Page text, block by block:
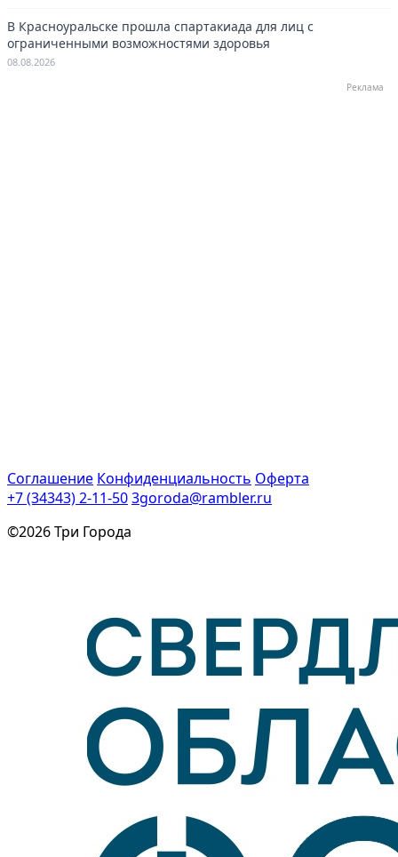
В Красноуральске прошла спартакиада для лиц с
ограниченными возможностями здоровья
08.08.2026
Реклама
Соглашение Конфиденциальность Оферта
+7 (34343) 2-11-503goroda@rambler.ru
©2026 Три Города